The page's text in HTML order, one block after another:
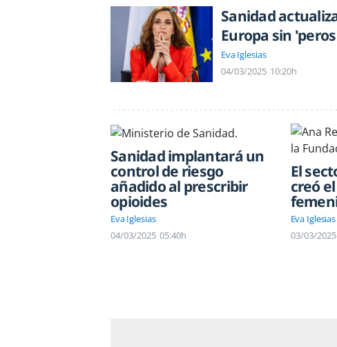
Sanidad
Europa sin
Eva Iglesias
04/03/2025 10:20h
Sanidad implantará un
control de riesgo
añadido al prescribir
opioides
Eva Iglesias
04/03/2025 05:40h
El
creó
Eva Iglesias
03/03/2025